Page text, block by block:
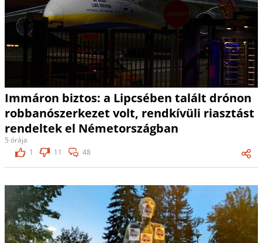
Immáron biztos: a Lipcsében talált drónon
robbanószerkezet volt, rendkívüli riasztást
rendeltek el Németországban
5 órája
1
11 48